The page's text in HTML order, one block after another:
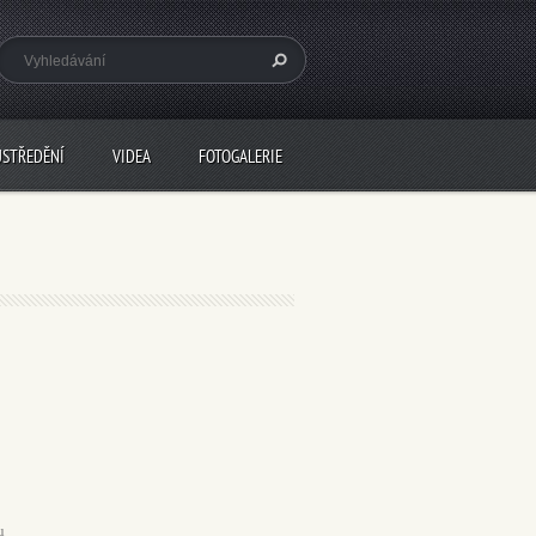
VIDEA FOTOGALERIE